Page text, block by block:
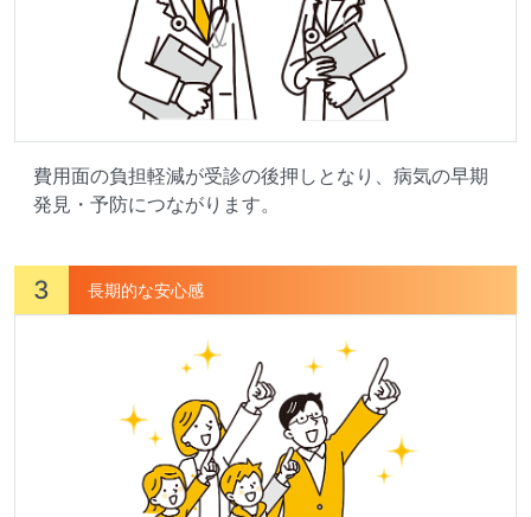
費用面の負担軽減が受診の後押しとなり、病気の早期
発見・予防につながります。
3 長期的な安心感